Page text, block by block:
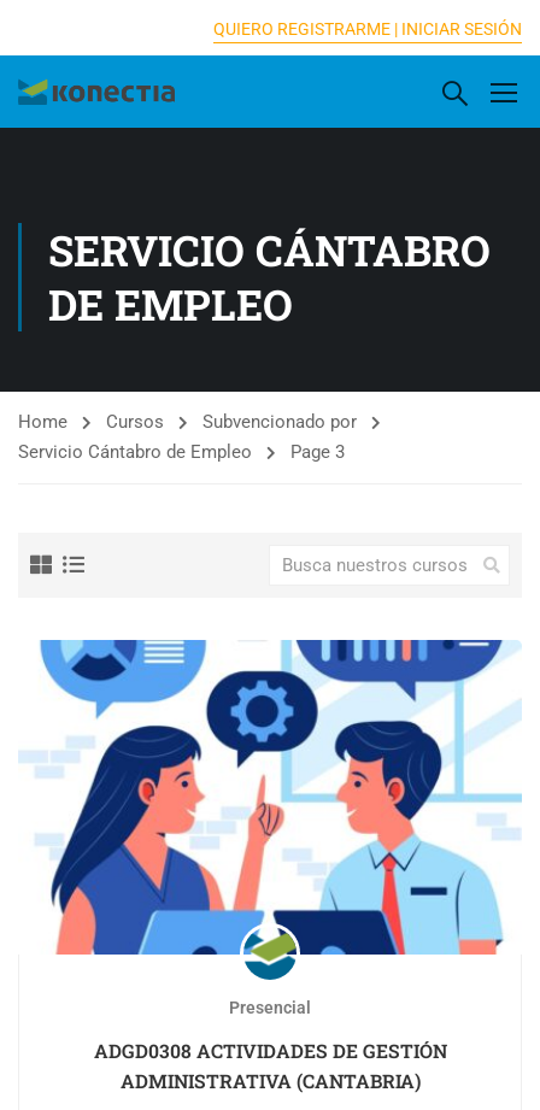
INICIAR SESIÓN
QUIERO REGISTRARME |
SERVICIO CÁNTABRO
DE EMPLEO
Home Cursos
Subvencionado por
Servicio Cántabro de Empleo
Page 3
Presencial
ADGD0308 ACTIVIDADES DE GESTIÓN
ADMINISTRATIVA (CANTABRIA)